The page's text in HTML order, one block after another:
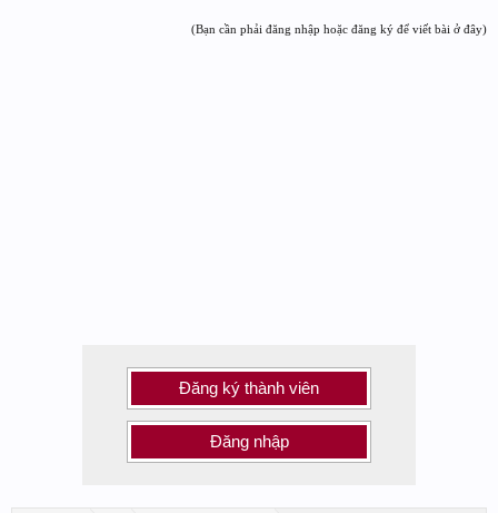
(Bạn cần phải đăng nhập hoặc đăng ký để viết bài ở đây)
Đăng ký thành viên
Đăng nhập